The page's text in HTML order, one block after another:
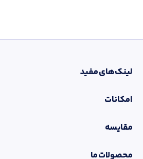
لینک‌های مفید
امکانات
مقایسه
محصولات ما